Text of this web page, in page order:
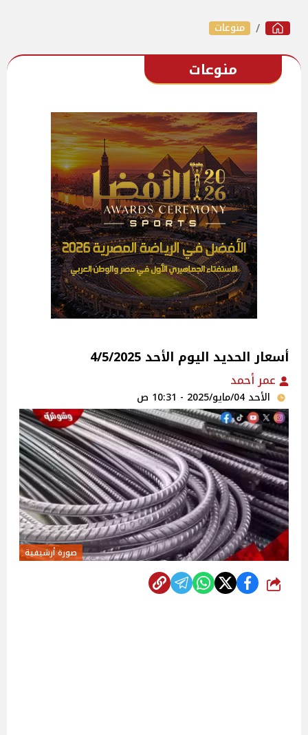
منوعات
منوعات
أسعار الحديد اليوم الأحد 4/5/2025
عمر أحمد
الأحد 04/مايو/2025 - 10:31 ص
صورة أرشيفية
شارك